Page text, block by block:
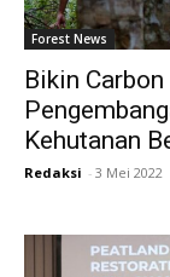
Forest News
Bikin
Kehutanan
Redaksi - 3 Mei 2022